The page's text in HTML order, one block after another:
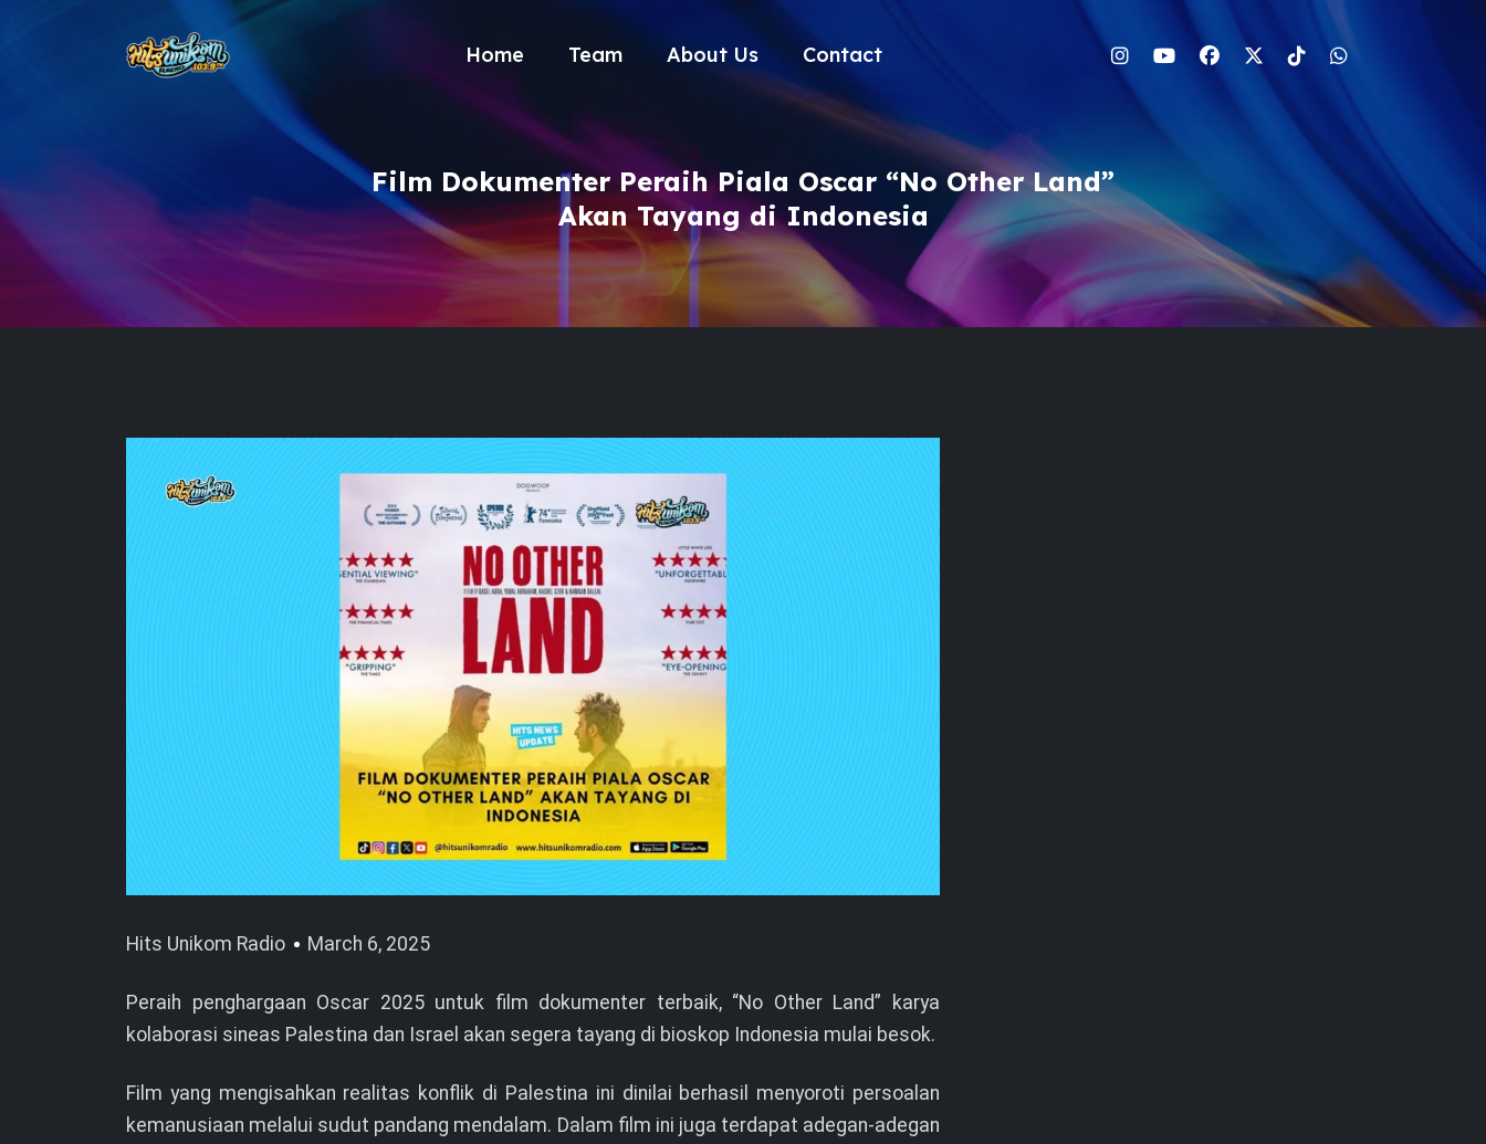
Home Team About Us Contact
Film Dokumenter Peraih Piala Oscar “No Other Land”
Akan Tayang di Indonesia
Hits Unikom Radio March 6, 2025
Peraih penghargaan Oscar 2025 untuk film dokumenter terbaik, “No Other Land” karya
kolaborasi sineas Palestina dan Israel akan segera tayang di bioskop Indonesia mulai besok.
Film yang mengisahkan realitas konflik di Palestina ini dinilai berhasil menyoroti persoalan
kemanusiaan melalui sudut pandang mendalam. Dalam film ini juga terdapat adegan-adegan